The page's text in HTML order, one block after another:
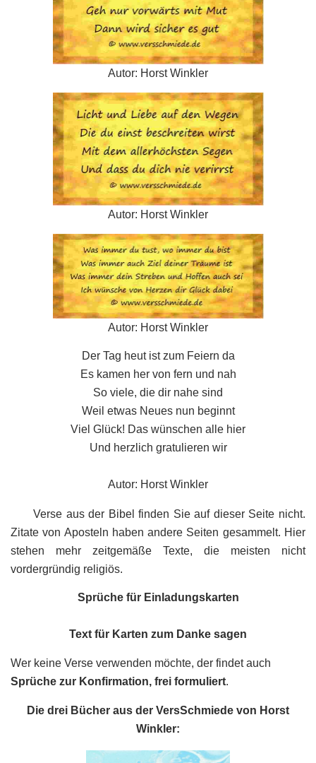
Autor: Horst Winkler
Autor: Horst Winkler
Autor: Horst Winkler
Der Tag heut ist zum Feiern da
Es kamen her von fern und nah
So viele, die dir nahe sind
Weil etwas Neues nun beginnt
Viel Glück! Das wünschen alle hier
Und herzlich gratulieren wir
Autor: Horst Winkler
Verse aus der Bibel finden Sie auf dieser Seite nicht.
Zitate von Aposteln haben andere Seiten gesammelt. Hier
stehen mehr zeitgemäße Texte, die meisten nicht
vordergründig religiös.
Sprüche für Einladungskarten
Text für Karten zum Danke sagen
Wer keine Verse verwenden möchte, der findet auch
Sprüche zur Konfirmation, frei formuliert.
Die drei Bücher aus der VersSchmiede von Horst
Winkler: